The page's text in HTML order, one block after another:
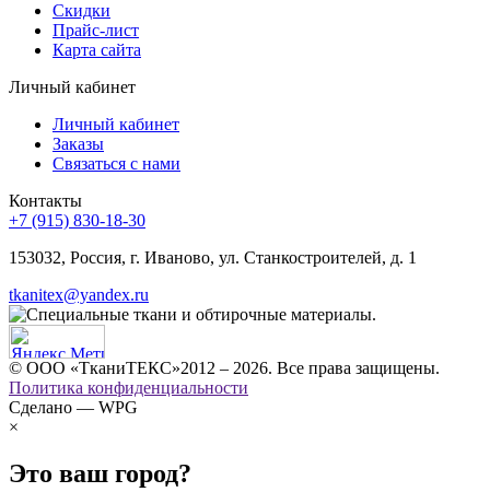
Скидки
Прайс-лист
Карта сайта
Личный кабинет
Личный кабинет
Заказы
Связаться с нами
Контакты
+7 (915) 830-18-30
153032, Россия, г. Иваново, ул. Станкостроителей, д. 1
tkanitex@yandex.ru
© ООО «ТканиТЕКС»2012 – 2026. Все права защищены.
Политика конфиденциальности
Сделано — WPG
×
Это ваш город?